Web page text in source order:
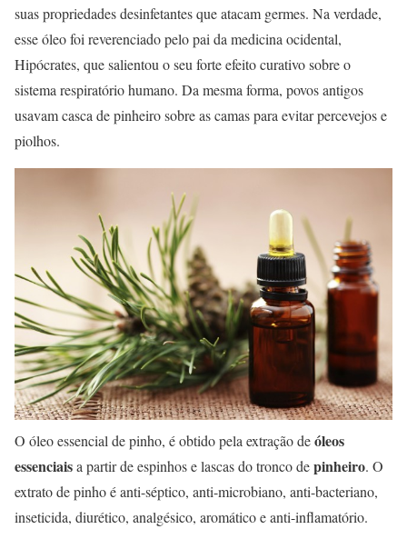
suas propriedades desinfetantes que atacam germes. Na verdade,
esse óleo foi reverenciado pelo pai da medicina ocidental,
Hipócrates, que salientou o seu forte efeito curativo sobre o
sistema respiratório humano. Da mesma forma, povos antigos
usavam casca de pinheiro sobre as camas para evitar percevejos e
piolhos.
O óleo essencial de pinho, é obtido pela extração deóleos
essenciaisa partir de espinhos e lascas do tronco depinheiro. O
extrato de pinho é anti-séptico, anti-microbiano, anti-bacteriano,
inseticida, diurético, analgésico, aromático e anti-inflamatório.